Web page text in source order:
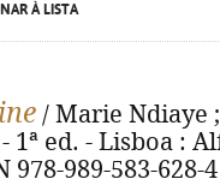
À LISTA
/ Marie Ndiaye
1ª ed. - Lisboa :
978-989-583-628-4